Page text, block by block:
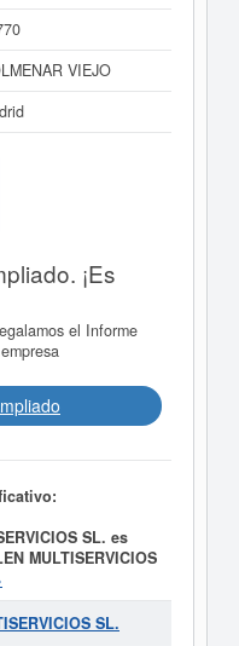
VIEJO
¡Es
el Informe
SL. es
MULTISERVICIOS
teniendo como meta
Obras de
de piezas de
SL.